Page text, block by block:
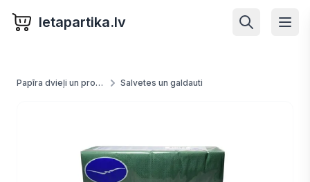
letapartika.lv
Papīra dvieļi un produkti Salvetes un galdauti